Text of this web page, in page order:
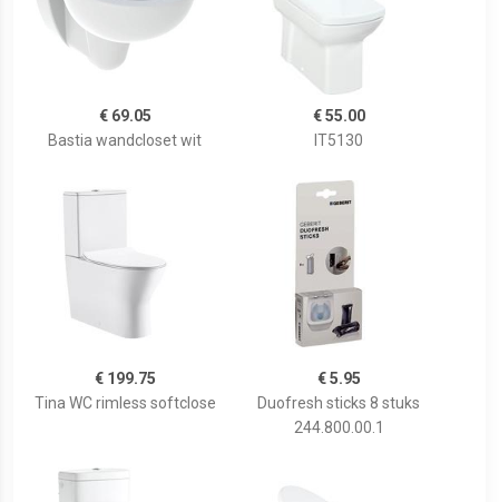
€ 69.05
Bastia wandcloset wit
€ 55.00
IT5130
€ 199.75
Tina WC rimless softclose
€ 5.95
Duofresh sticks 8 stuks
244.800.00.1